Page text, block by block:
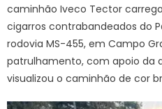
caminhão Iveco Tector
cigarros contrabandeados do
rodovia MS-455, em Campo
patrulhamento, com apoio da
visualizou o caminhão de cor